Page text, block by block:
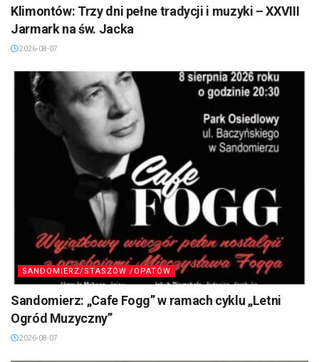
Klimontów: Trzy dni pełne tradycji i muzyki – XXVIII
Jarmark na św. Jacka
2026-08-07
SANDOMIERZ/STASZÓW /OPATÓW
Sandomierz: „Cafe Fogg” w ramach cyklu „Letni
Ogród Muzyczny”
2026-08-07